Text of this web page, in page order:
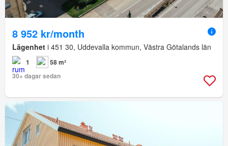
8 952 kr/month
Lägenhet i 451 30, Uddevalla kommun, Västra Götalands län
1
58 m²
30+ dagar sedan